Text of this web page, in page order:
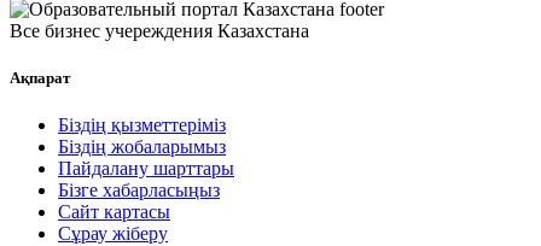
Все бизнес учереждения Казахстана
Ақпарат
Біздің қызметтеріміз
Біздің жобаларымыз
Пайдалану шарттары
Бізге хабарласыңыз
Сайт картасы
Сұрау жіберу